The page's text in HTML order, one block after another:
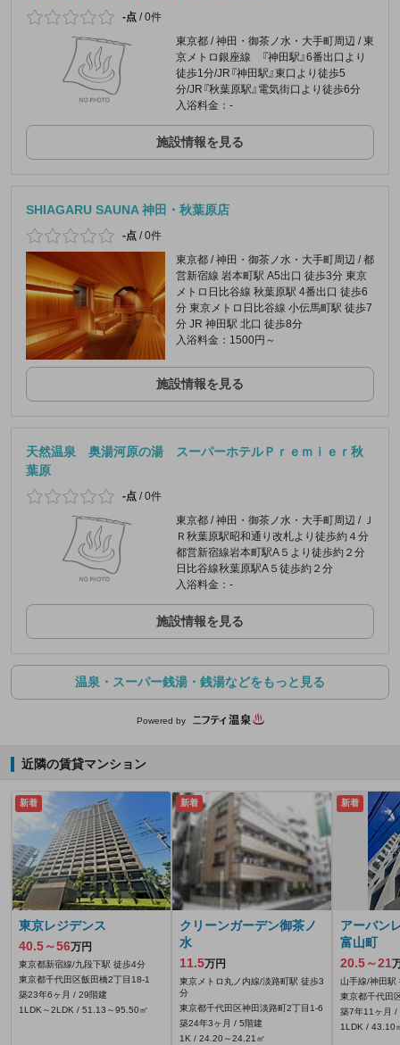
-点 /0件
東京都 / 神田・御茶ノ水・大手町周辺 / 東
京メトロ銀座線 『神田駅』6番出口より
徒歩1分/JR『神田駅』東口より徒歩5
分/JR『秋葉原駅』電気街口より徒歩6分
入浴料金：-
施設情報を見る
SHIAGARU SAUNA 神田・秋葉原店
-点 /0件
東京都 / 神田・御茶ノ水・大手町周辺 / 都
営新宿線 岩本町駅 A5出口 徒歩3分 東京
メトロ日比谷線 秋葉原駅 4番出口 徒歩6
分 東京メトロ日比谷線 小伝馬町駅 徒歩7
分 JR 神田駅 北口 徒歩8分
入浴料金：1500円～
施設情報を見る
天然温泉 奥湯河原の湯 スーパーホテルＰｒｅｍｉｅｒ秋
葉原
-点 /0件
東京都 / 神田・御茶ノ水・大手町周辺 / Ｊ
Ｒ秋葉原駅昭和通り改札より徒歩約４分
都営新宿線岩本町駅A５より徒歩約２分
日比谷線秋葉原駅A５徒歩約２分
入浴料金：-
施設情報を見る
温泉・スーパー銭湯・銭湯などをもっと見る
Powered by
近隣の賃貸マンション
新着
東京レジデンス
40.5～56万円
東京都新宿線/九段下駅 徒歩4分
東京都千代田区飯田橋2丁目18-1
築23年6ヶ月 / 29階建
1LDK～2LDK / 51.13～95.50㎡
新着
クリーンガーデン御茶ノ
水
11.5万円
東京メトロ丸ノ内線/淡路町駅 徒歩3
分
東京都千代田区神田淡路町2丁目1‐6
築24年3ヶ月 / 5階建
1K / 24.20～24.21㎡
新着
アーバン
富山町
20.5～21
山手線/神田駅
東京都千代田
築7年11ヶ月 /
1LDK / 43.10